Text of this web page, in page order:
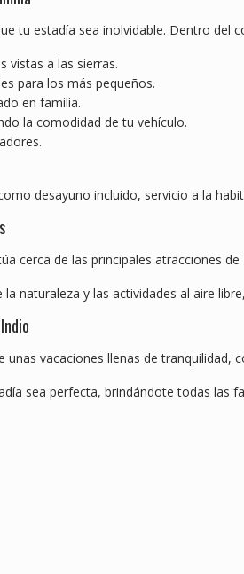
tu estadía sea inolvidable. Dentro del
vistas a las sierras.
para los más pequeños.
en familia.
la comodidad de tu vehículo.
desayuno incluido, servicio a la
cerca de las principales atracciones
naturaleza y las actividades al aire
unas vacaciones llenas de tranquilidad,
sea perfecta, brindándote todas las